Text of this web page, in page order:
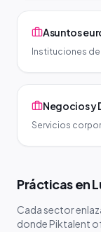
Asuntos
Instituciones
Negocios y
Servicios
Prácticas en
Cada sector
donde Piktalent